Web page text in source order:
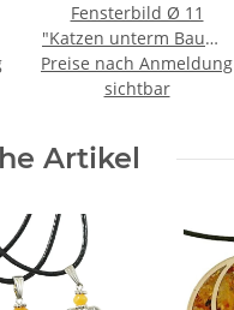
Fensterbild Ø 11
"Katzen unterm Baum",
Bernstein/Birke
Preise nach Anmeldung
sichtbar
Artikel